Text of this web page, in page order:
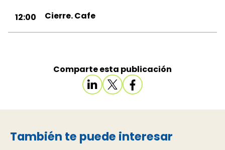
12:00 Cierre. Cafe
Comparte esta publicación
También te puede interesar